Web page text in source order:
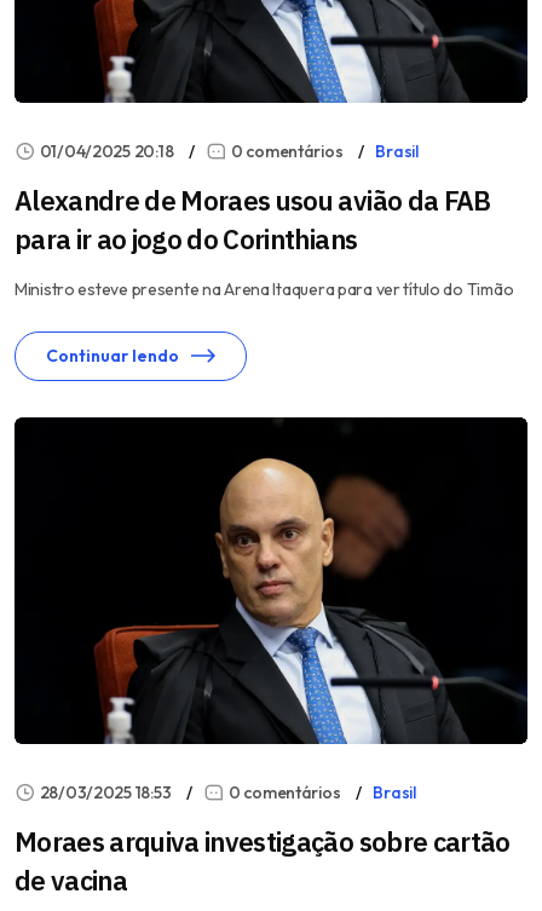
01/04/2025 20:18 0 comentários Brasil
Alexandre de Moraes usou avião da FAB
para ir ao jogo do Corinthians
Ministro esteve presente na Arena Itaquera para ver título do Timão
Continuar lendo
28/03/2025 18:53 0 comentários Brasil
Moraes arquiva investigação sobre cartão
de vacina